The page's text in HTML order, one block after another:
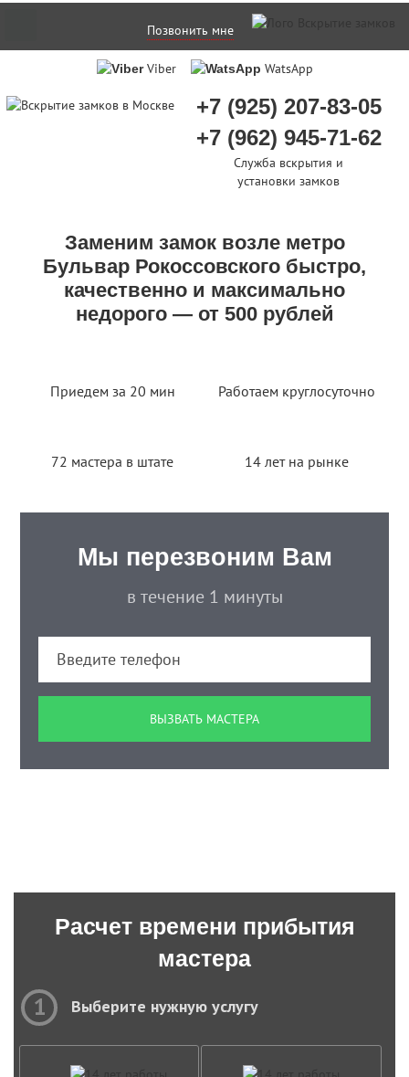
Позвонить мне
Viber WatsApp
+7 (925) 207-83-05
+7 (962) 945-71-62
Служба вскрытия и
установки замков
Заменим замок возле метро
Бульвар Рокоссовского быстро,
качественно и максимально
недорого — от 500 рублей
Приедем за 20 мин Работаем круглосуточно
72 мастера в штате 14 лет на рынке
Мы перезвоним Вам
в течение 1 минуты
Расчет времени прибытия
мастера
1 Выберите нужную услугу